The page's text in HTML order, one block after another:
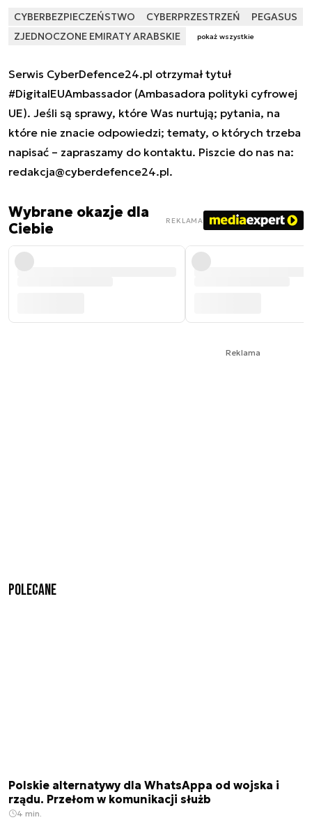
CYBERBEZPIECZEŃSTWO CYBERPRZESTRZEŃ
PEGASUS
ZJEDNOCZONE EMIRATY ARABSKIE
pokaż wszystkie
Serwis CyberDefence24.pl otrzymał tytuł
#DigitalEUAmbassador (Ambasadora polityki cyfrowej
UE). Jeśli są sprawy, które Was nurtują; pytania, na
które nie znacie odpowiedzi; tematy, o których trzeba
napisać – zapraszamy do kontaktu. Piszcie do nas na:
redakcja@cyberdefence24.pl.
Wybrane okazje dla
Ciebie
REKLAMA
Reklama
Polecane
Polskie alternatywy dla WhatsAppa od wojska i
rządu. Przełom w komunikacji służb
4 min.